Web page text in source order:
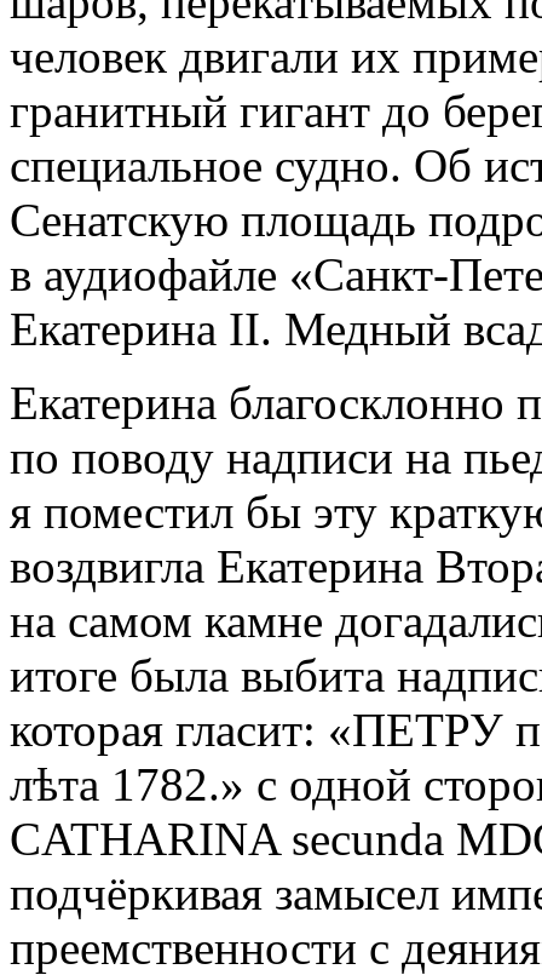
человек двигали их
гранитный гигант до
специальное судно. Об
Сенатскую площадь
в аудиофайле «Санкт-
Екатерина II. Медный
Екатерина благосклонно
по поводу надписи на
я поместил бы эту
воздвигла Екатерина
на самом камне
итоге была выбита
которая гласит:
лѣта 1782.» с одной
CATHARINA secunda
подчёркивая замысел
преемственности с